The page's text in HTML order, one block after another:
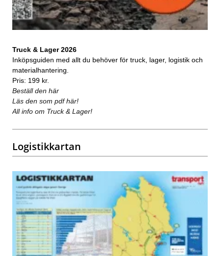
Truck & Lager 2026
Inköpsguiden med allt du behöver för truck, lager, logistik och
materialhantering.
Pris: 199 kr.
Beställ den här
Läs den som pdf här!
All info om Truck & Lager!
Logistikkartan